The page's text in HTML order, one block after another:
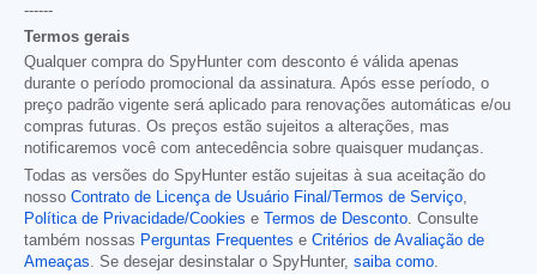
------
Termos gerais
Qualquer compra do SpyHunter com desconto é válida apenas
durante o período promocional da assinatura. Após esse período, o
preço padrão vigente será aplicado para renovações automáticas e/ou
compras futuras. Os preços estão sujeitos a alterações, mas
notificaremos você com antecedência sobre quaisquer mudanças.
Todas as versões do SpyHunter estão sujeitas à sua aceitação do
nosso Contrato de Licença de Usuário Final/Termos de Serviço,
Política de Privacidade/Cookies e Termos de Desconto. Consulte
também nossas Perguntas Frequentes e Critérios de Avaliação de
Ameaças. Se desejar desinstalar o SpyHunter, saiba como.